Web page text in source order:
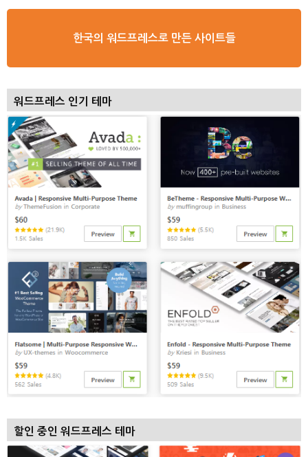
한국의 워드프레스로 만든 사이트들
워드프레스 인기 테마
할인 중인 워드프레스 테마